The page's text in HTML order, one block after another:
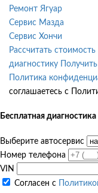
Ремонт Ягуар
Сервис Мазда
Сервис Хончи
Рассчитать
диагностику
Политика
соглашаетесь с
Бесплатная диагностика
Выберите автосервис
Номер телефона
VIN
Согласен с